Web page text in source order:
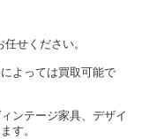
せください。
よっては買取可能で
ンテージ家具、デザイ
す。